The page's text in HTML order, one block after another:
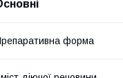
форма